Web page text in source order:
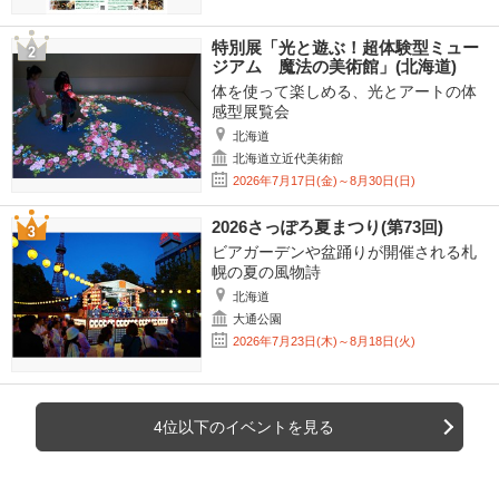
特別展「光と遊ぶ！超体験型ミュー
ジアム 魔法の美術館」(北海道)
体を使って楽しめる、光とアートの体
感型展覧会
北海道
北海道立近代美術館
2026年7月17日(金)～8月30日(日)
2026さっぽろ夏まつり(第73回)
ビアガーデンや盆踊りが開催される札
幌の夏の風物詩
北海道
大通公園
2026年7月23日(木)～8月18日(火)
4位以下のイベントを見る